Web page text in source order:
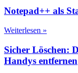
Notepad++ als
Weiterlesen »
Sicher Löschen:
Handys entfernen